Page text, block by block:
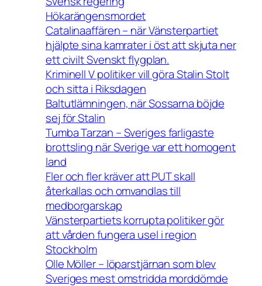
Hökarängensmordet
Catalinaaffären – när Vänsterpartiet
hjälpte sina kamrater i öst att skjuta ner
ett civilt Svenskt flygplan.
Kriminell V politiker vill göra Stalin Stolt
och sitta i Riksdagen
Baltutlämningen, när Sossarna böjde
sej för Stalin
Tumba Tarzan – Sveriges farligaste
brottsling när Sverige var ett homogent
land
Fler och fler kräver att PUT skall
återkallas och omvandlas till
medborgarskap
Vänsterpartiets korrupta politiker gör
att vården fungera usel i region
Stockholm
Olle Möller – löparstjärnan som blev
Sveriges mest omstridda morddömde